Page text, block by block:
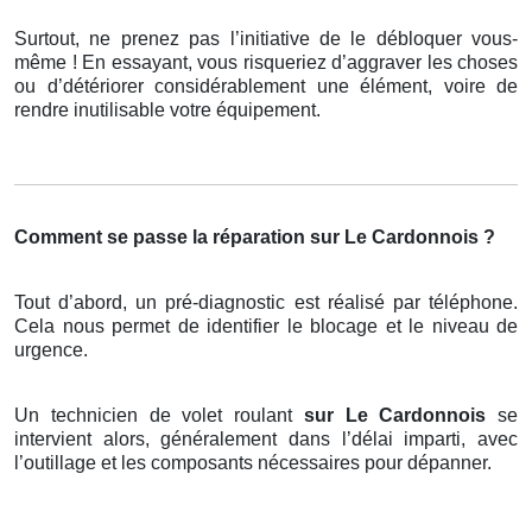
Surtout, ne prenez pas l’initiative de le débloquer vous-
même ! En essayant, vous risqueriez d’aggraver les choses
ou d’détériorer considérablement une élément, voire de
rendre inutilisable votre équipement.
Comment se passe la réparation sur Le Cardonnois ?
Tout d’abord, un pré-diagnostic est réalisé par téléphone.
Cela nous permet de identifier le blocage et le niveau de
urgence.
Un technicien de volet roulant sur Le Cardonnois se
intervient alors, généralement dans l’délai imparti, avec
l’outillage et les composants nécessaires pour dépanner.